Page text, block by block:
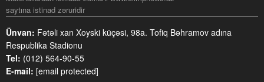
saytına istinad zəruridir
Ünvan: Fətəli xan Xoyski küçəsi, 98a. Tofiq Bəhramov adına
Respublika Stadionu
Tel: (012) 564-90-55
E-mail: [email protected]